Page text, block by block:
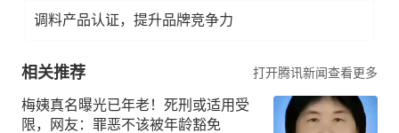
调料产品认证，提升品牌竞争力
相关推荐 打开腾讯新闻查看更多
梅姨真名曝光已年老！死刑或适用受
限，网友：罪恶不该被年龄豁免